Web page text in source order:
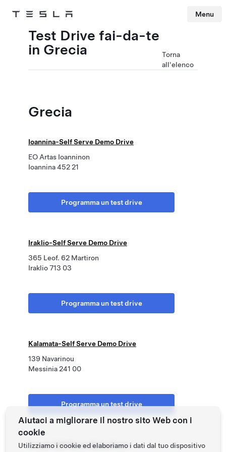
Tesla Menu
Test Drive fai-da-te
in Grecia
Torna
all'elenco
Grecia
Ioannina-Self Serve Demo Drive
EO Artas Ioanninon
Ioannina 452 21
Programma un test drive
Iraklio-Self Serve Demo Drive
365 Leof. 62 Martiron
Iraklio 713 03
Programma un test drive
Kalamata-Self Serve Demo Drive
139 Navarinou
Messinia 241 00
Programma un test drive
Tripoli-Self Serve Demo Drive
Aiutaci a migliorare il nostro sito Web con i
cookie
Utilizziamo i cookie ed elaboriamo i dati dal tuo dispositivo